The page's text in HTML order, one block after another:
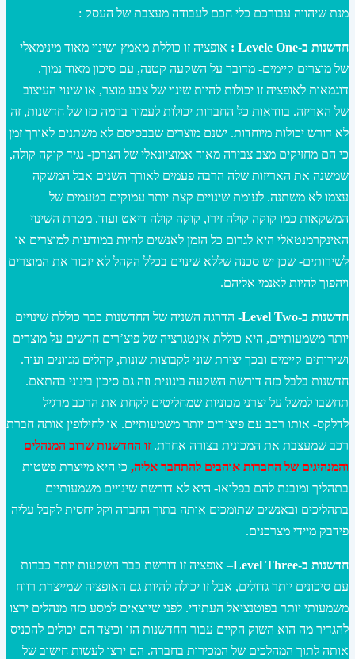
מנת שיהווה עבורכם כלי חכם לעבודה מעצבת של העסק :
חדשנות ב-Levele One :
אופציה זו כוללת מאמץ ושינוי מאוד מינימאלי
של מוצרים קיימים- מדובר על השקעה קטנה, עם סיכון מאוד נמוך.
דוגמאות לאופציה זו יכולות להיות שינוי של צבע מוצר, או שינוי העיצוב
של האריזה. בוודאות כל החברות יכולות לעמוד ברמה כזו של חדשנות, זה
לא דורש יכולות מיוחדות. ישנם מוצרים שבבסיסם לא משתנים לאורך זמן
כי הם מחזיקים מצב צבירה מאוד אמוציונאלי של הצרכן- נגיד קוקה קולה,
שמשנה את האריזות שלה הרבה פעמים לאורך השנים אבל המשקה
עצמו לא משתנה. לעומת שינויים קצת יותר עמוקים בטעמים של
המשקאות כמו קוקה קולה זירו, קוקה קולה דיאט ועוד. מטרת השינוי
האינקרמנטאלי היא לגרום כל הזמן לאנשים להיות במודעות למוצרים או
לשירותים- שכן יש סכנה שללא שינוים בכלל הקהל לא יזכור את המוצרים
ויהפוך להיות לאנמי אליהם.
חדשנות ב-Level Two-
הדרגה השניה של החדשנות כבר כוללת שינויים
יותר משמעותיים, היא כוללת אינטגרציה של פיצ’רים חדשים על מוצרים
ושירותים קיימים ובכך יצירת שוני לקבוצות שונות, קהלים מגוונים ועוד.
חדשנות בלבל כזה דורשת השקעה בינונית וזה גם סיכון בינוני בהתאם.
תחשבו למשל על יצרני מכוניות שמחליטים לקחת את הרכב מרגיל
לדלקס- אותו רכב עם פיצ’רים יותר משמעותיים. או לחילופין אותה חברת
רכב שמעצבת את המכונית בצורה אחרת. זו החדשנות שרוב המנהלים
והמנהיגים של החברות אוהבים להתחבר אליה, כי היא מייצרת פשטות
בתהליך ומובנת להם בפלואו- היא לא דורשת שינויים משמעותיים
בתהליכים ובאנשים שתומכים אותה בתוך החברה וקל יחסית לקבל עליה
פידבק מיידי מצרכנים.
חדשנות ב-Level Three
– אופציה זו דורשת כבר השקעות יותר כבדות
עם סיכונים יותר גדולים, אבל זו יכולה להיות גם האופציה שמייצרת רווח
משמעותי יותר בפוטנציאל העתידי. לפני שיוצאים למסע כזה מנהלים ירצו
להגדיר מה הוא השוק הקיים עבור החדשנות הזו וכיצד הם יכולים להכניס
אותה לתוך המהלכים של המכירות בחברה. הם ירצו לעשות חישוב של